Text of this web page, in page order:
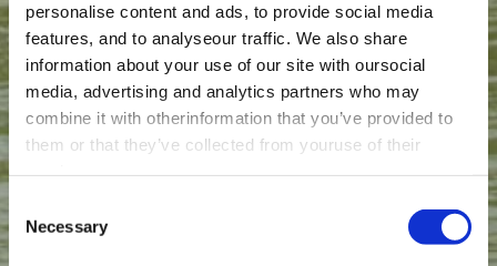
personalise content and ads, to provide social media
features, and to analyseour traffic. We also share
information about your use of our site with oursocial
media, advertising and analytics partners who may
combine it with otherinformation that you’ve provided to
them or that they’ve collected from youruse of their
Selection
Necessary